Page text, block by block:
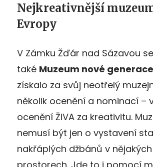
Nejkreativnější
Evropy
V Zámku Žďár nad Sázavou
také Muzeum nové generace
získalo za svůj neotřelý
několik ocenění a nominací –
ocenění ŽIVA za kreativitu.
nemusí být jen o vystavení
nakřáplých džbánů v